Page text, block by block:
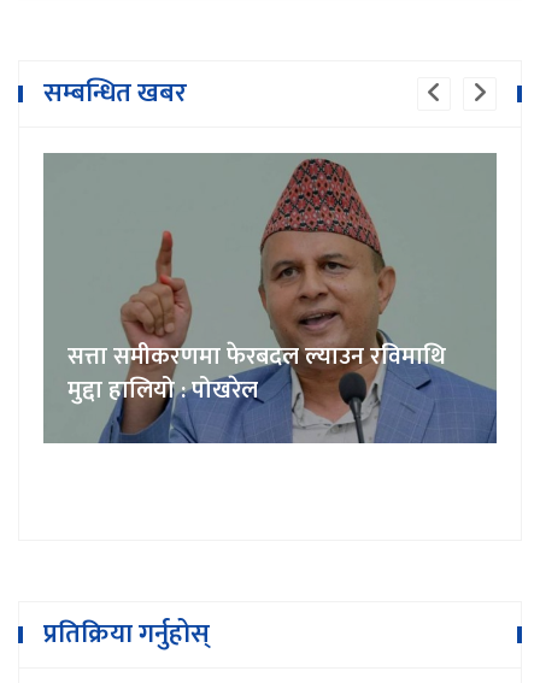
सम्बन्धित खबर
सत्ता समीकरणमा फेरबदल ल्याउन रविमाथि
मुद्दा हालियो : पोखरेल
प्रतिक्रिया गर्नुहोस्